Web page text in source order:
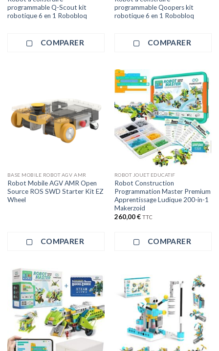
programmable Q-Scout kit
robotique 6 en 1 Robobloq
COMPARER
programmable Qoopers kit
robotique 6 en 1 Robobloq
COMPARER
BASE MOBILE ROBOT AGV AMR
Robot Mobile AGV AMR Open
Source ROS SWD Starter Kit EZ
Wheel
COMPARER
ROBOT JOUET EDUCATIF
Robot Construction
Programmation Master Premium
Apprentissage Ludique 200-in-1
Makerzoid
260,00€ TTC
COMPARER